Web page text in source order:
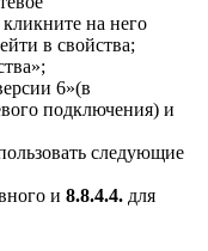
на него
в свойства;
6»(в
подключения) и
следующие
и 8.8.4.4. для